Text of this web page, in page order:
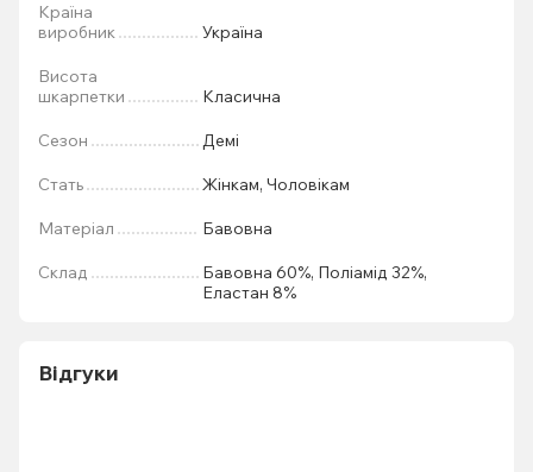
Країна
виробник
Україна
Висота
шкарпетки
Класична
Сезон Демі
Стать Жінкам, Чоловікам
Матеріал Бавовна
Склад
Бавовна 60%, Поліамід 32%,
Еластан 8%
Відгуки